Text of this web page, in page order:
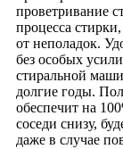
проветривание
процесса
от неполадок.
без особых
стиральной
долгие годы.
обеспечит на
соседи снизу,
даже в случае